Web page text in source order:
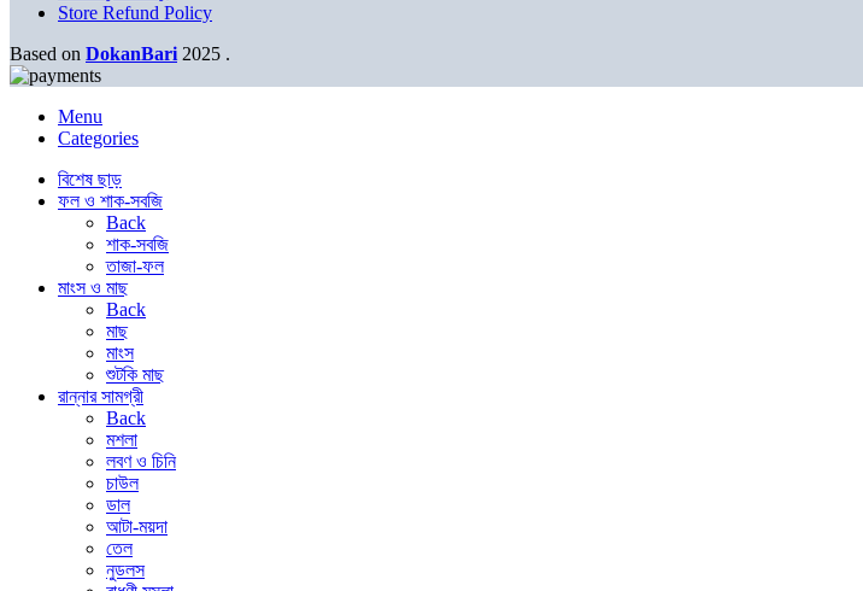
Store Refund Policy
Based on DokanBari 2025 .
Menu
Categories
বিশেষ ছাড়
ফল ও শাক-সবজি
Back
শাক-সবজি
তাজা-ফল
মাংস ও মাছ
Back
মাছ
মাংস
শুটকি মাছ
রান্নার সামগ্রী
Back
মশলা
লবণ ও চিনি
চাউল
ডাল
আটা-ময়দা
তেল
নুডলস